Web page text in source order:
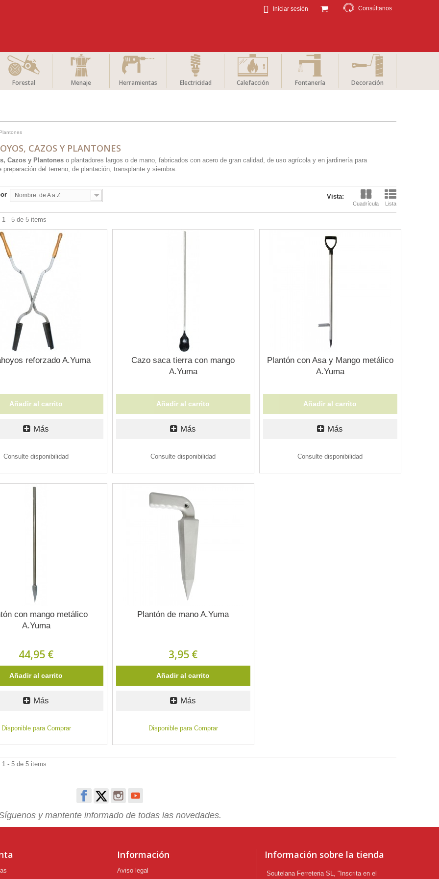
Consúltanos
Iniciar sesión
Forestal Menaje Herramientas Electricidad Calefacción Fontanería Decoración
CAZOS Y PLANTONES
Cazos y Plantones o plantadores largos o de mano, fabricados con acero de gran calidad, de uso agrícola y en jardinería para
preparación del terreno, de plantación, transplante y siembra.
Vista:
Cuadrícula Lista
Nombre: de A a Z
1 - 5 de 5 items
reforzado A.Yuma
Añadir al carrito
Más
Consulte disponibilidad
Cazo saca tierra con mango
A.Yuma
Añadir al carrito
Más
Consulte disponibilidad
Plantón con Asa y Mango metálico
A.Yuma
Añadir al carrito
Más
Consulte disponibilidad
con mango metálico
A.Yuma
44,95 €
Añadir al carrito
Más
Disponible para Comprar
Plantón de mano A.Yuma
3,95 €
Añadir al carrito
Más
Disponible para Comprar
1 - 5 de 5 items
y mantente informado de todas las novedades.
Información
Aviso legal
Información sobre la tienda
Soutelana Ferreteria SL, "Inscrita en el